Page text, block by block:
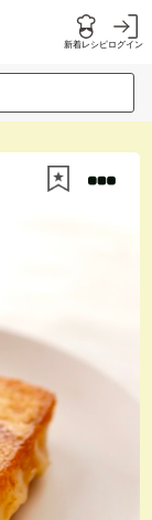
新着レシピログイン